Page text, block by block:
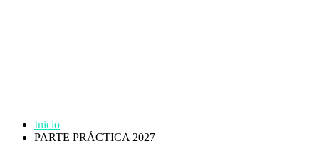
Inicio
PARTE PRÁCTICA 2027